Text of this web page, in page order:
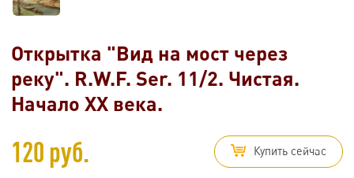
Открытка "Вид на мост через
реку". R.W.F. Ser. 11/2. Чистая.
Начало XX века.
120 руб. Купить сейчас